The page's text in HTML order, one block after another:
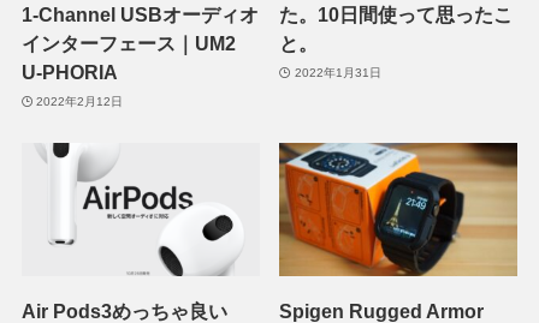
1-Channel USBオーディオ
インターフェース｜UM2
U-PHORIA
2022年2月12日
た。10日間使って思ったこ
と。
2022年1月31日
Air Pods3めっちゃ良い
Spigen Rugged Armor